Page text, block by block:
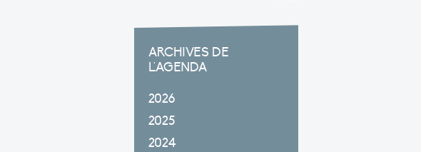
ARCHIVES DE
L'AGENDA
2026
2025
2024